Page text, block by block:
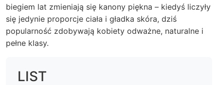
biegiem lat zmieniają się kanony piękna – kiedyś liczyły
się jedynie proporcje ciała i gładka skóra, dziś
popularność zdobywają kobiety odważne, naturalne i
pełne klasy.
LIST